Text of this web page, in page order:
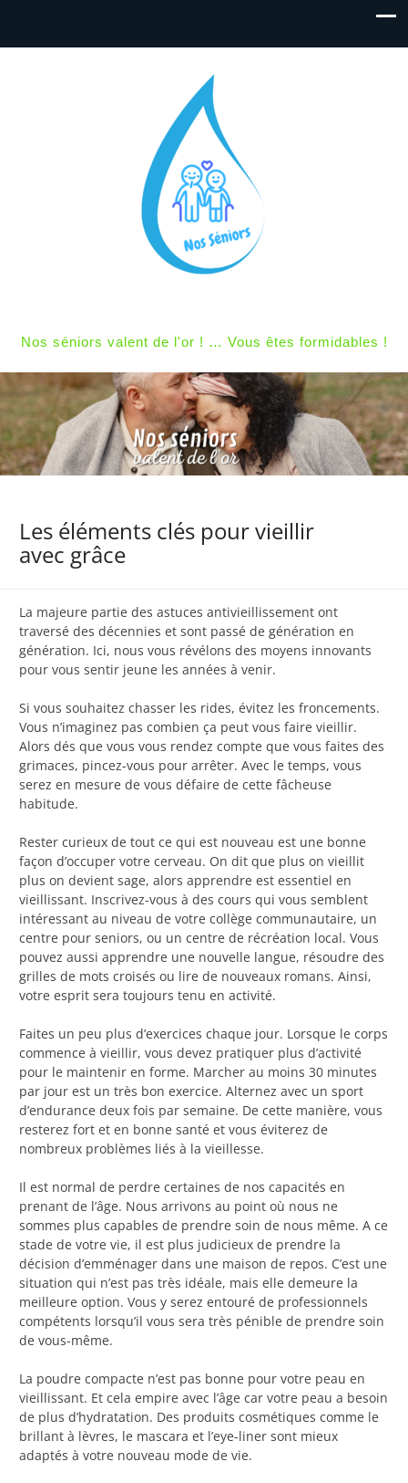
Nos séniors valent de l'or ! … Vous êtes formidables !
Les éléments clés pour vieillir
avec grâce
La majeure partie des astuces antivieillissement ont
traversé des décennies et sont passé de génération en
génération. Ici, nous vous révélons des moyens innovants
pour vous sentir jeune les années à venir.
Si vous souhaitez chasser les rides, évitez les froncements.
Vous n’imaginez pas combien ça peut vous faire vieillir.
Alors dés que vous vous rendez compte que vous faites des
grimaces, pincez-vous pour arrêter. Avec le temps, vous
serez en mesure de vous défaire de cette fâcheuse
habitude.
Rester curieux de tout ce qui est nouveau est une bonne
façon d’occuper votre cerveau. On dit que plus on vieillit
plus on devient sage, alors apprendre est essentiel en
vieillissant. Inscrivez-vous à des cours qui vous semblent
intéressant au niveau de votre collège communautaire, un
centre pour seniors, ou un centre de récréation local. Vous
pouvez aussi apprendre une nouvelle langue, résoudre des
grilles de mots croisés ou lire de nouveaux romans. Ainsi,
votre esprit sera toujours tenu en activité.
Faites un peu plus d’exercices chaque jour. Lorsque le corps
commence à vieillir, vous devez pratiquer plus d’activité
pour le maintenir en forme. Marcher au moins 30 minutes
par jour est un très bon exercice. Alternez avec un sport
d’endurance deux fois par semaine. De cette manière, vous
resterez fort et en bonne santé et vous éviterez de
nombreux problèmes liés à la vieillesse.
Il est normal de perdre certaines de nos capacités en
prenant de l’âge. Nous arrivons au point où nous ne
sommes plus capables de prendre soin de nous même. A ce
stade de votre vie, il est plus judicieux de prendre la
décision d’emménager dans une maison de repos. C’est une
situation qui n’est pas très idéale, mais elle demeure la
meilleure option. Vous y serez entouré de professionnels
compétents lorsqu’il vous sera très pénible de prendre soin
de vous-même.
La poudre compacte n’est pas bonne pour votre peau en
vieillissant. Et cela empire avec l’âge car votre peau a besoin
de plus d’hydratation. Des produits cosmétiques comme le
brillant à lèvres, le mascara et l’eye-liner sont mieux
adaptés à votre nouveau mode de vie.